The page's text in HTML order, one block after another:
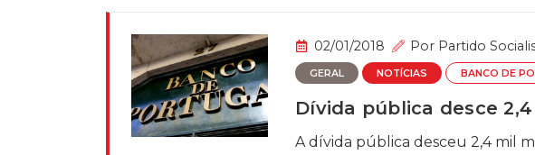
02/01/2018 Por Partido
GERAL NOTÍCIAS BANCO DE
Dívida pública desce
A dívida pública desceu 2,4 mil